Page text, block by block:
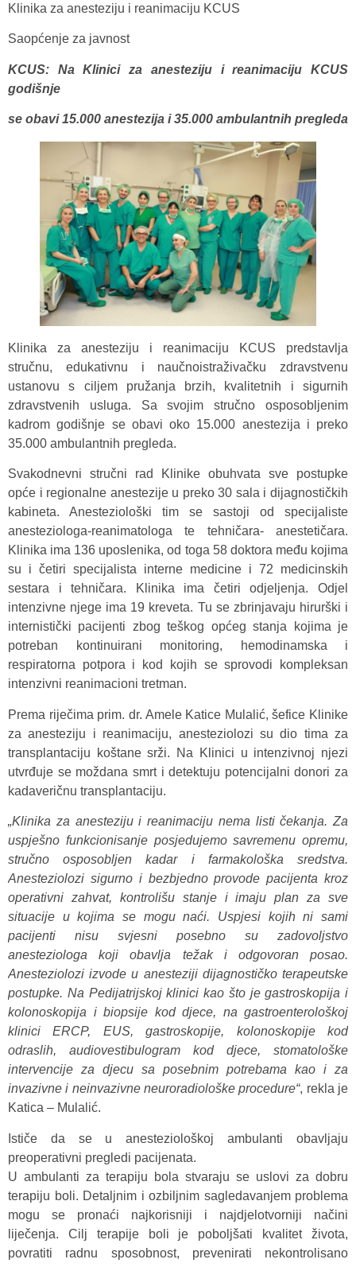
Klinika za anesteziju i reanimaciju KCUS
Saopćenje za javnost
KCUS: Na Klinici za anesteziju i reanimaciju KCUS
godišnje
se obavi 15.000 anestezija i 35.000 ambulantnih pregleda
Klinika za anesteziju i reanimaciju KCUS predstavlja
stručnu, edukativnu i naučnoistraživačku zdravstvenu
ustanovu s ciljem pružanja brzih, kvalitetnih i sigurnih
zdravstvenih usluga. Sa svojim stručno osposobljenim
kadrom godišnje se obavi oko 15.000 anestezija i preko
35.000 ambulantnih pregleda.
Svakodnevni stručni rad Klinike obuhvata sve postupke
opće i regionalne anestezije u preko 30 sala i dijagnostičkih
kabineta. Anesteziološki tim se sastoji od specijaliste
anesteziologa-reanimatologa te tehničara- anestetičara.
Klinika ima 136 uposlenika, od toga 58 doktora među kojima
su i četiri specijalista interne medicine i 72 medicinskih
sestara i tehničara. Klinika ima četiri odjeljenja. Odjel
intenzivne njege ima 19 kreveta. Tu se zbrinjavaju hirurški i
internistički pacijenti zbog teškog općeg stanja kojima je
potreban kontinuirani monitoring, hemodinamska i
respiratorna potpora i kod kojih se sprovodi kompleksan
intenzivni reanimacioni tretman.
Prema riječima prim. dr. Amele Katice Mulalić, šefice Klinike
za anesteziju i reanimaciju, anesteziolozi su dio tima za
transplantaciju koštane srži. Na Klinici u intenzivnoj njezi
utvrđuje se moždana smrt i detektuju potencijalni donori za
kadaveričnu transplantaciju.
„Klinika za anesteziju i reanimaciju nema listi čekanja. Za
uspješno funkcionisanje posjedujemo savremenu opremu,
stručno osposobljen kadar i farmakološka sredstva.
Anesteziolozi sigurno i bezbjedno provode pacijenta kroz
operativni zahvat, kontrolišu stanje i imaju plan za sve
situacije u kojima se mogu naći. Uspjesi kojih ni sami
pacijenti nisu svjesni posebno su zadovoljstvo
anesteziologa koji obavlja težak i odgovoran posao.
Anesteziolozi izvode u anesteziji dijagnostičko terapeutske
postupke. Na Pedijatrijskoj klinici kao što je gastroskopija i
kolonoskopija i biopsije kod djece, na gastroenterološkoj
klinici ERCP, EUS, gastroskopije, kolonoskopije kod
odraslih, audiovestibulogram kod djece, stomatološke
intervencije za djecu sa posebnim potrebama kao i za
invazivne i neinvazivne neuroradiološke procedure“, rekla je
Katica – Mulalić.
Ističe da se u anesteziološkoj ambulanti obavljaju
preoperativni pregledi pacijenata.
U ambulanti za terapiju bola stvaraju se uslovi za dobru
terapiju boli. Detaljnim i ozbiljnim sagledavanjem problema
mogu se pronaći najkorisniji i najdjelotvorniji načini
liječenja. Cilj terapije boli je poboljšati kvalitet života,
povratiti radnu sposobnost, prevenirati nekontrolisano